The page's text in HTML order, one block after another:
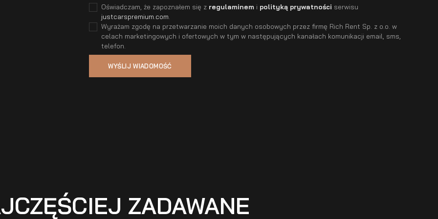
Oświadczam, że zapoznałem się z regulaminem i polityką prywatności serwisu
justcarspremium.com
Wyrażam zgodę na przetwarzanie moich danych osobowych przez firmę Rich Rent Sp. z o.o. w
celach marketingowych i ofertowych w tym w następujących kanałach komunikacji email, sms,
telefon.
ZADAWANE